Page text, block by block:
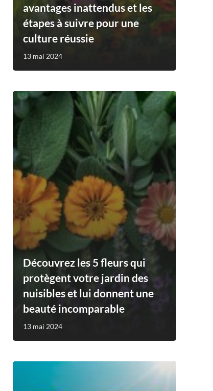
avantages inattendus et les
étapes à suivre pour une
culture réussie
13 mai 2024
Découvrez les 5 fleurs qui
protègent votre jardin des
nuisibles et lui donnent une
beauté incomparable
13 mai 2024